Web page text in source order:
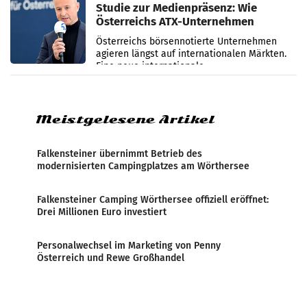
Studie zur Medienpräsenz: Wie
Österreichs ATX-Unternehmen
international wahrgenommen
werden
Österreichs börsennotierte Unternehmen
agieren längst auf internationalen Märkten.
Eine neue internationale
Medienresonanzanalyse untersucht die
Meistgelesene Artikel
Falkensteiner übernimmt Betrieb des
modernisierten Campingplatzes am Wörthersee
Falkensteiner Camping Wörthersee offiziell eröffnet:
Drei Millionen Euro investiert
Personalwechsel im Marketing von Penny
Österreich und Rewe Großhandel